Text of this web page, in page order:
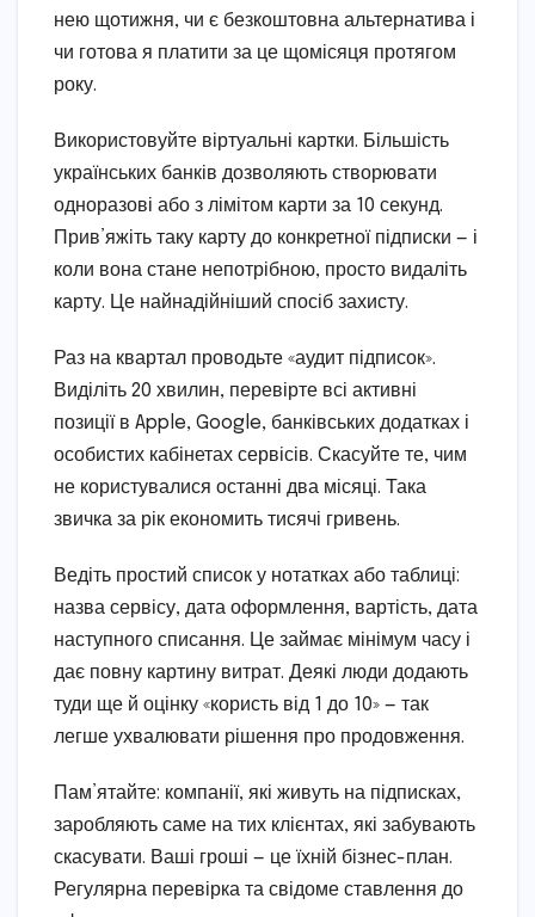
нею щотижня, чи є безкоштовна альтернатива і
чи готова я платити за це щомісяця протягом
року.
Використовуйте віртуальні картки. Більшість
українських банків дозволяють створювати
одноразові або з лімітом карти за 10 секунд.
Прив’яжіть таку карту до конкретної підписки — і
коли вона стане непотрібною, просто видаліть
карту. Це найнадійніший спосіб захисту.
Раз на квартал проводьте «аудит підписок».
Виділіть 20 хвилин, перевірте всі активні
позиції в Apple, Google, банківських додатках і
особистих кабінетах сервісів. Скасуйте те, чим
не користувалися останні два місяці. Така
звичка за рік економить тисячі гривень.
Ведіть простий список у нотатках або таблиці:
назва сервісу, дата оформлення, вартість, дата
наступного списання. Це займає мінімум часу і
дає повну картину витрат. Деякі люди додають
туди ще й оцінку «користь від 1 до 10» — так
легше ухвалювати рішення про продовження.
Пам’ятайте: компанії, які живуть на підписках,
заробляють саме на тих клієнтах, які забувають
скасувати. Ваші гроші — це їхній бізнес-план.
Регулярна перевірка та свідоме ставлення до